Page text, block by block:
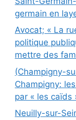
germain en
Avocat; « La
politique
mettre des
(Champigny-
Champigny:
par « les caïds
Neuilly-sur-